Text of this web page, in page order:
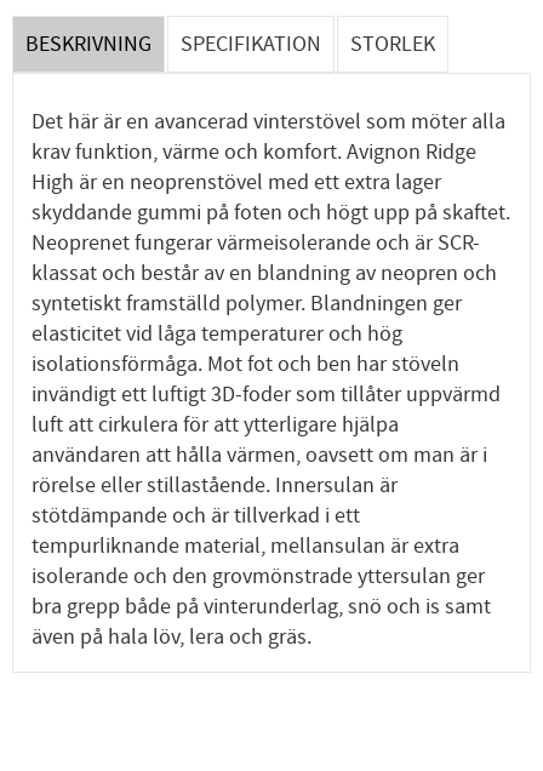
BESKRIVNING SPECIFIKATION STORLEK
Det här är en avancerad vinterstövel som möter alla
krav funktion, värme och komfort. Avignon Ridge
High är en neoprenstövel med ett extra lager
skyddande gummi på foten och högt upp på skaftet.
Neoprenet fungerar värmeisolerande och är SCR-
klassat och består av en blandning av neopren och
syntetiskt framställd polymer. Blandningen ger
elasticitet vid låga temperaturer och hög
isolationsförmåga. Mot fot och ben har stöveln
invändigt ett luftigt 3D-foder som tillåter uppvärmd
luft att cirkulera för att ytterligare hjälpa
användaren att hålla värmen, oavsett om man är i
rörelse eller stillastående. Innersulan är
stötdämpande och är tillverkad i ett
tempurliknande material, mellansulan är extra
isolerande och den grovmönstrade yttersulan ger
bra grepp både på vinterunderlag, snö och is samt
även på hala löv, lera och gräs.